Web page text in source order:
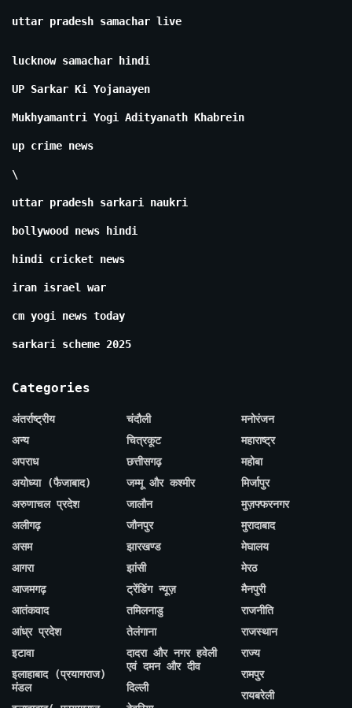
uttar pradesh samachar live
lucknow samachar hindi
UP Sarkar Ki Yojanayen
Mukhyamantri Yogi Adityanath Khabrein
up crime news
\
uttar pradesh sarkari naukri
bollywood news hindi
hindi cricket news
iran israel war
cm yogi news today
sarkari scheme 2025
Categories
अंतर्राष्ट्रीय
अन्य
अपराध
अयोध्या (फैजाबाद)
अरुणाचल प्रदेश
अलीगढ़
असम
आगरा
आजमगढ़
आतंकवाद
आंध्र प्रदेश
इटावा
इलाहाबाद (प्रयागराज)
मंडल
चंदौली
चित्रकूट
छत्तीसगढ़
जम्मू और कश्मीर
जालौन
जौनपुर
झारखण्ड
झांसी
ट्रेंडिंग न्यूज़
तमिलनाडु
तेलंगाना
दादरा और नगर हवेली
एवं दमन और दीव
दिल्ली
मनोरंजन
महाराष्ट्र
महोबा
मिर्जापुर
मुज़फ्फरनगर
मुरादाबाद
मेघालय
मेरठ
मैनपुरी
राजनीति
राजस्थान
राज्य
रामपुर
रायबरेली